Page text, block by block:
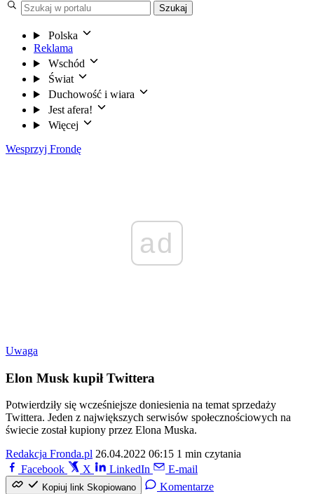
Szukaj
Polska
Reklama
Wschód
Świat
Duchowość i wiara
Jest afera!
Więcej
Wesprzyj Frondę
ad
Uwaga
Elon Musk kupił Twittera
Potwierdziły się wcześniejsze doniesienia na temat sprzedaży
Twittera. Jeden z największych serwisów społecznościowych na
świecie został kupiony przez Elona Muska.
Redakcja Fronda.pl 26.04.2022 06:15 1 min czytania
Facebook
X LinkedIn E-mail
Kopiuj link Skopiowano Komentarze